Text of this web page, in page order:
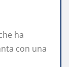
ha
con una